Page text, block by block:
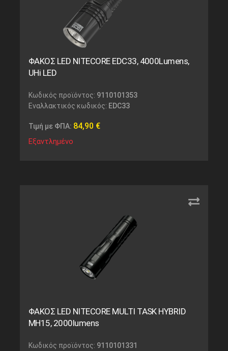
ΦΑΚΟΣ LED NITECORE EDC33, 4000Lumens,
UHi LED
Κωδικός προϊόντος: 9110101353
Εναλλακτικός κωδικός: EDC33
Τιμή με ΦΠΑ: 84,90 €
Εξαντλημένο
ΦΑΚΟΣ LED NITECORE MULTI TASK HYBRID
MH15, 2000lumens
Κωδικός προϊόντος: 9110101331